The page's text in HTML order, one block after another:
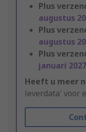
Plus
augustus
Plus
augustus
Plus
januari 2027
Heeft u meer
leverdata' voor